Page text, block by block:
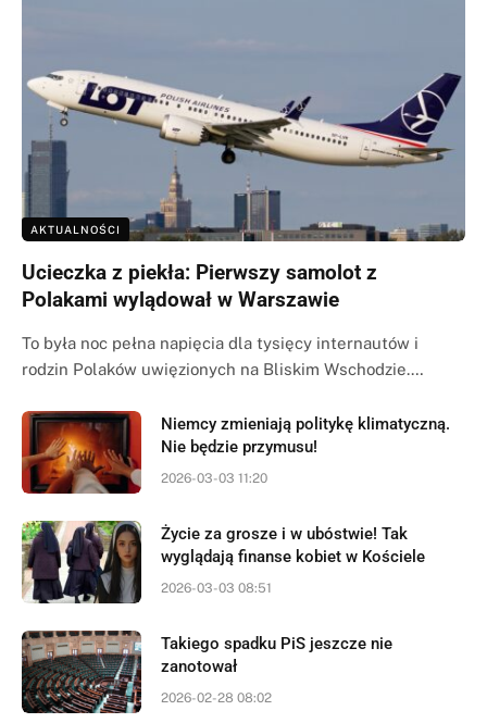
AKTUALNOŚCI
Ucieczka z piekła: Pierwszy samolot z
Polakami wylądował w Warszawie
To była noc pełna napięcia dla tysięcy internautów i
rodzin Polaków uwięzionych na Bliskim Wschodzie.…
Niemcy zmieniają politykę klimatyczną.
Nie będzie przymusu!
2026-03-03 11:20
Życie za grosze i w ubóstwie! Tak
wyglądają finanse kobiet w Kościele
2026-03-03 08:51
Takiego spadku PiS jeszcze nie
zanotował
2026-02-28 08:02